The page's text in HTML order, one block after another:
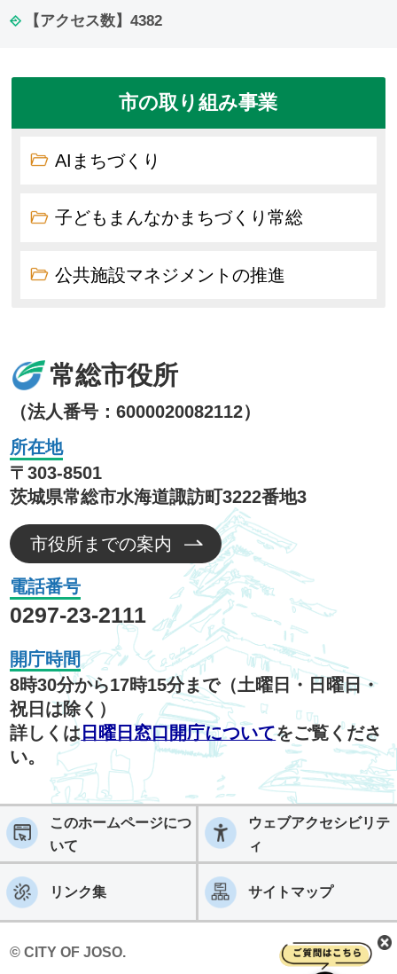
【アクセス数】 4382
市の取り組み事業
AIまちづくり
子どもまんなかまちづくり常総
公共施設マネジメントの推進
常総市役所
（法人番号：6000020082112）
所在地
〒303-8501
茨城県常総市水海道諏訪町3222番地3
市役所までの案内
電話番号
0297-23-2111
開庁時間
8時30分から17時15分まで（土曜日・日曜日・
祝日は除く）
詳しくは 日曜日窓口開庁についてをご覧くださ
い。
このホームページにつ
いて
ウェブアクセシビリテ
ィ
リンク集 サイトマップ
© CITY OF JOSO.